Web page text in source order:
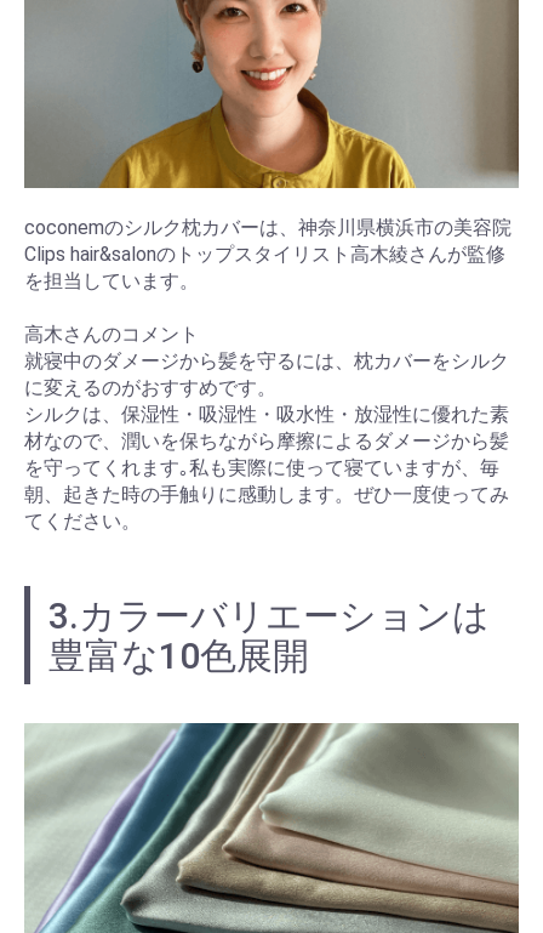
coconemのシルク枕カバーは、神奈川県横浜市の美容院
Clips hair&salonのトップスタイリスト高木綾さんが監修
を担当しています。
高木さんのコメント
就寝中のダメージから髪を守るには、枕カバーをシルク
に変えるのがおすすめです。
シルクは、保湿性・吸湿性・吸水性・放湿性に優れた素
材なので、潤いを保ちながら摩擦によるダメージから髪
を守ってくれます｡私も実際に使って寝ていますが、毎
朝、起きた時の手触りに感動します。ぜひ一度使ってみ
てください。
3.カラーバリエーションは
豊富な10色展開